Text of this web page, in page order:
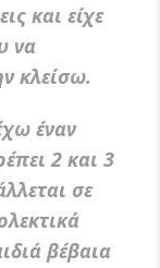
και είχε
να
κλείσω.
έναν
2 και 3
σε
βέβαια